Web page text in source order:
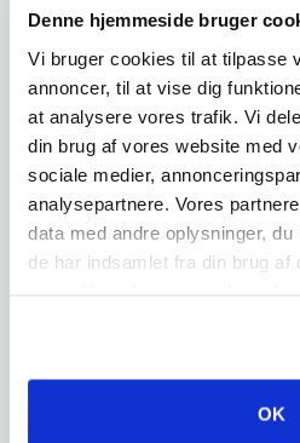
Denne hjemmeside bruger
Vi bruger cookies til at tilpasse
annoncer, til at vise dig
at analysere vores trafik. Vi
din brug af vores website med
sociale medier,
analysepartnere. Vores
data med andre oplysninger,
de har indsamlet fra din brug af
OK
godt i sociale samspil,
mange forskellige lege.
sproglige udfordringer
udfordringer i sociale
begrænser
udvikling. Derfor er det
børn med begrænsede
ressourcer, f.eks. inden
ordforråd,
voksne omkring dem,